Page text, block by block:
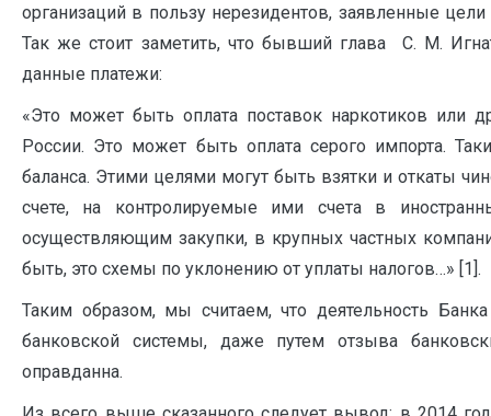
организаций в пользу нерезидентов, заявленные
Так же стоит заметить, что бывший глава С. М.
данные платежи:
«Это может быть оплата поставок наркотиков или
России. Это может быть оплата серого импорта.
баланса. Этими целями могут быть взятки и откаты
счете, на контролируемые ими счета в
осуществляющим закупки, в крупных частных
быть, это схемы по уклонению от уплаты налогов…» [1].
Таким образом, мы считаем, что деятельность
банковской системы, даже путем отзыва
оправданна.